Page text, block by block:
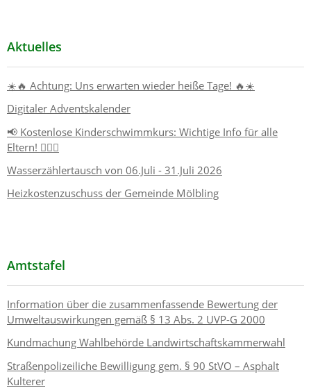
Aktuelles
☀️🔥 Achtung: Uns erwarten wieder heiße Tage! 🔥☀️
Digitaler Adventskalender
📢 Kostenlose Kinderschwimmkurs: Wichtige Info für alle
Eltern! 🏊‍♂️👶
Wasserzählertausch von 06.Juli - 31.Juli 2026
Heizkostenzuschuss der Gemeinde Mölbling
Amtstafel
Information über die zusammenfassende Bewertung der
Umweltauswirkungen gemäß § 13 Abs. 2 UVP-G 2000
Kundmachung Wahlbehörde Landwirtschaftskammerwahl
Straßenpolizeiliche Bewilligung gem. § 90 StVO – Asphalt
Kulterer